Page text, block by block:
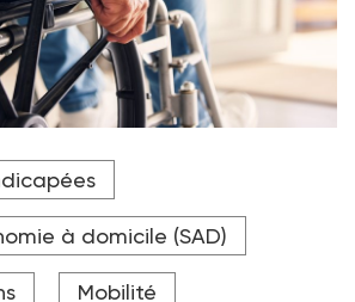
ont un reste à charge
après remboursement de
500 usagers de fauteuils
l’Irdes (Institut de recherche et
économie de la santé).
à domicile (SAD)
Mobilité